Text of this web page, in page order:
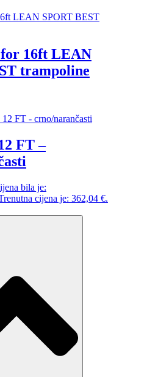
16ft LEAN
trampoline
FT –
bila je:
cijena je: 362,04 €.